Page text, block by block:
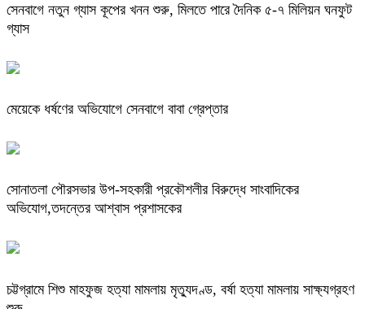
সেনবাগে নতুন গ্যাস কূপের খনন শুরু, মিলতে পারে দৈনিক ৫-৭ মিলিয়ন ঘনফুট
গ্যাস
মেয়েকে ধর্ষণের অভিযোগে সেনবাগে বাবা গ্রেপ্তার
সোনাতলা পৌরসভার উপ-সহকারী প্রকৌশলীর বিরুদ্ধে সাংবাদিকের
অভিযোগ,তদন্তের আশ্বাস প্রশাসকের
চট্টগ্রামে শিশু মাহফুজ হত্যা মামলায় মৃত্যুদণ্ড, বর্ষা হত্যা মামলায় সাক্ষ্যগ্রহণ